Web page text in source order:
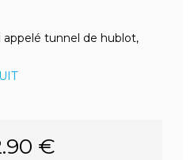
appelé tunnel de hublot,
€